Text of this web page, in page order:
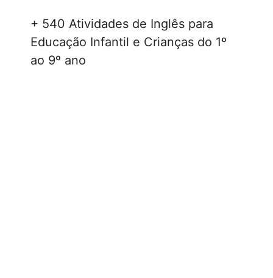
+ 540 Atividades de Inglês para
Educação Infantil e Crianças do 1º
ao 9º ano